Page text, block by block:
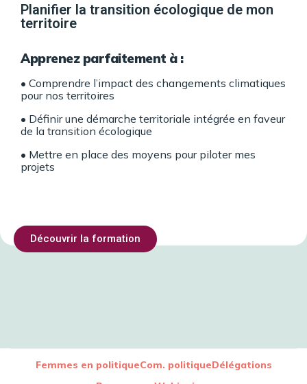
Planifier la transition écologique de mon
territoire
Apprenez parfaitement à :
• Comprendre l’impact des changements climatiques
pour nos territoires
• Définir une démarche territoriale intégrée en faveur
de la transition écologique
• Mettre en place des moyens pour piloter mes
projets
Découvrir la formation
Femmes en politiqueCom. politiqueDélégations